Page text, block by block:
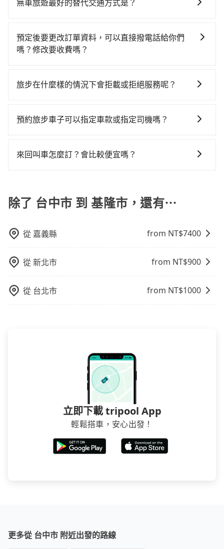
10分鐘出站、等待車站前排班的計程車，搭上小黃後約
高鐵加轉乘之平均每人花費為1,050元。不過，台中市少
部分小黃司機不按表收費，看乘客是外地人便漫天喊價
高鐵而不預約包車，不僅每人至少額外負擔60元車資，
tripool的拼車共乘服務，最多可再節省50%的交通費
達目的地後多久原路返回），雖已將eTag和可能的每小
時40元路邊停車費用預估進去，但額外的汽車保險與可
差的車款，如果人數超過四位，更是沒有較大的七人座
凹的車門仍未被修理，每一次租車都好像在開樂透一
車位，對於急著用車或者要載其他乘客的人來說就有不
就顯得非常不便。
看看。依照里程跳錶計算，價格約為4,650~5,600元間，
但如改預約tripool可省高達$2,600。台中市有些計程車
或服務品質上，tripool都是你從台中市到基隆市的最佳
無車旅遊最好的替代交通方式是？
看您旅遊的目的地而定。您可以善用大眾運輸，例如：
公車、捷運、客運等，或者考慮租車。如果您想要更便
預定後要更改訂單資料，可以直接撥電話給你們
嗎？修改要收費嗎？
想要更改的資訊。只要在用車前一天凌晨六點前完成更
旅步在什麼樣的情況下會拒載或拒絕服務呢？
原因，司機有權拒絕服務： 1) 當日搭車人數或行李超過
同行，卻無自備或加購兒童座椅。提醒您，為了保護孩
預約旅步車子可以指定車款或指定司機嗎？
款及司機服務。但如果您有特別需求，可透過電子郵件
來回叫車怎麼訂？會比較便宜嗎？
定。至於價格已經市場最優惠，並無特別針對來回車趟
做額外折扣，但如果手上有優惠代碼，歡迎直接使用，
除了 台中市 到 基隆市，還有⋯
從 嘉義縣 from NT$7400
從新北市 from NT$900
從 台北市 from NT$1000
立即下載 tripool App
輕鬆搭車，安心出發！
更多從 台中市 附近出發的路線